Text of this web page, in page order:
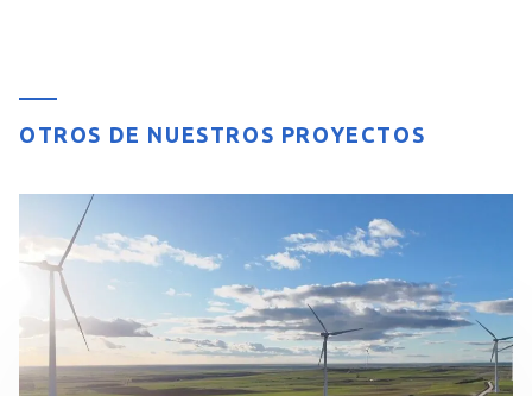
OTROS DE NUESTROS PROYECTOS